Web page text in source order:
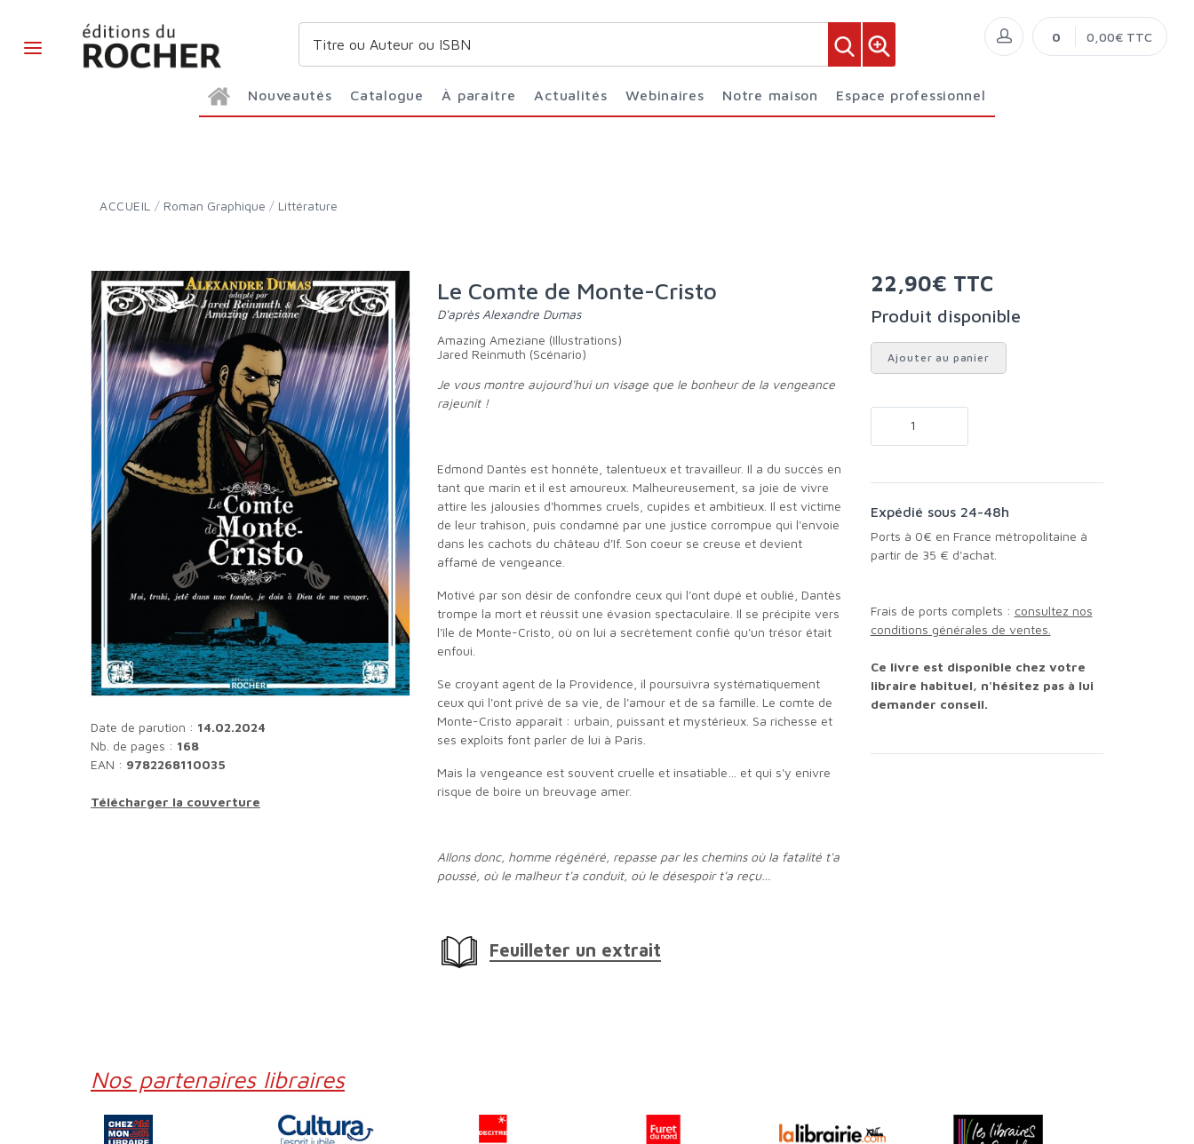
Nouveautés Catalogue À paraître Actualités Webinaires Notre maison Espace professionnel
0 0,00€ TTC
ACCUEIL / Roman Graphique / Littérature
Date de parution : 14.02.2024
Nb. de pages : 168
EAN : 9782268110035
Télécharger la couverture
Le Comte de Monte-Cristo
d'après Alexandre Dumas
Amazing Ameziane (Illustrations)
Jared Reinmuth (Scénario)
Je vous montre aujourd'hui un visage que le bonheur de la vengeance
rajeunit !
Edmond Dantès est honnête, talentueux et travailleur. Il a du succès en
tant que marin et il est amoureux. Malheureusement, sa joie de vivre
attire les jalousies d'hommes cruels, cupides et ambitieux. Il est victime
de leur trahison, puis condamné par une justice corrompue qui l'envoie
dans les cachots du château d'If. Son coeur se creuse et devient
affamé de vengeance.
Motivé par son désir de confondre ceux qui l'ont dupé et oublié, Dantès
trompe la mort et réussit une évasion spectaculaire. Il se précipite vers
l'île de Monte-Cristo, où on lui a secrètement confié qu'un trésor était
enfoui.
Se croyant agent de la Providence, il poursuivra systématiquement
ceux qui l'ont privé de sa vie, de l'amour et de sa famille. Le comte de
Monte-Cristo apparaît : urbain, puissant et mystérieux. Sa richesse et
ses exploits font parler de lui à Paris.
Mais la vengeance est souvent cruelle et insatiable… et qui s'y enivre
risque de boire un breuvage amer.
Allons donc, homme régénéré, repasse par les chemins où la fatalité t'a
poussé, où le malheur t'a conduit, où le désespoir t'a reçu…
Feuilleter un extrait
22,90€ TTC
Produit disponible
Ajouter au panier
Expédié sous 24-48h
Ports à 0€ en France métropolitaine à
partir de 35 € d'achat.
Frais de ports complets : consultez nos
conditions générales de ventes.
Ce livre est disponible chez votre
libraire habituel, n'hésitez pas à lui
demander conseil.
Nos partenaires libraires